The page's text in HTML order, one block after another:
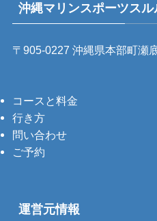
沖縄マリンスポーツスル
〒905-0227 沖縄県本部町
コースと料金
行き方
問い合わせ
ご予約
運営元情報